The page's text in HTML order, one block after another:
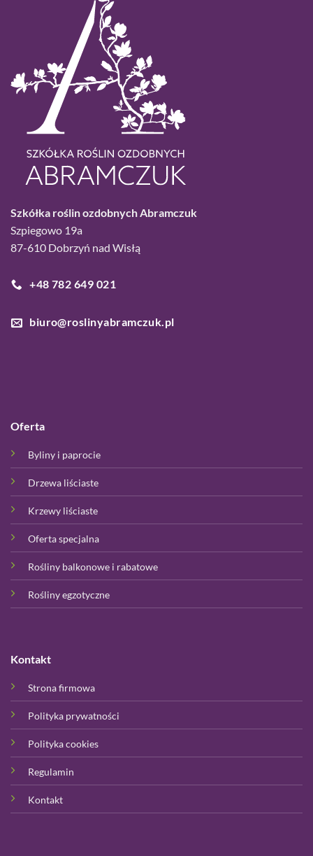
Szkółka roślin ozdobnych Abramczuk
Szpiegowo 19a
87-610 Dobrzyń nad Wisłą
+48 782 649 021
biuro@roslinyabramczuk.pl
Oferta
Byliny i paprocie
Drzewa liściaste
Krzewy liściaste
Oferta specjalna
Rośliny balkonowe i rabatowe
Rośliny egzotyczne
Kontakt
Strona firmowa
Polityka prywatności
Polityka cookies
Regulamin
Kontakt